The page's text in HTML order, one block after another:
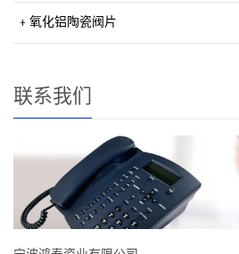
氧化铝陶瓷阀片
联系我们